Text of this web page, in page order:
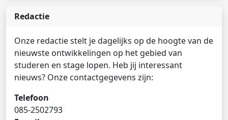
Redactie
Onze redactie stelt je dagelijks op de hoogte van de
nieuwste ontwikkelingen op het gebied van
studeren en stage lopen. Heb jij interessant
nieuws? Onze contactgegevens zijn:
Telefoon
085-2502793